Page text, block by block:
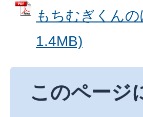
もちむぎくん
1.4MB)
このページ